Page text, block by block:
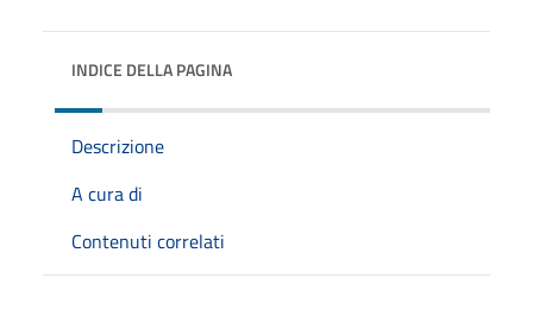
INDICE DELLA PAGINA
Descrizione
A cura di
Contenuti correlati